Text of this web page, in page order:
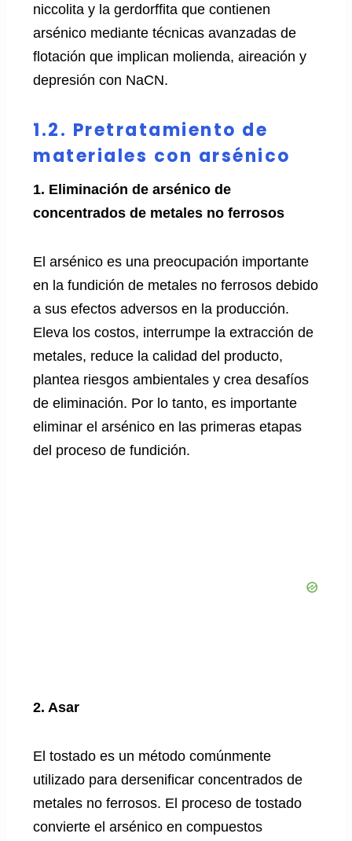
niccolita y la gerdorffita que contienen
arsénico mediante técnicas avanzadas de
flotación que implican molienda, aireación y
depresión con NaCN.
1.2. Pretratamiento de
materiales con arsénico
1. Eliminación de arsénico de
concentrados de metales no ferrosos
El arsénico es una preocupación importante
en la fundición de metales no ferrosos debido
a sus efectos adversos en la producción.
Eleva los costos, interrumpe la extracción de
metales, reduce la calidad del producto,
plantea riesgos ambientales y crea desafíos
de eliminación. Por lo tanto, es importante
eliminar el arsénico en las primeras etapas
del proceso de fundición.
2. Asar
El tostado es un método comúnmente
utilizado para dersenificar concentrados de
metales no ferrosos. El proceso de tostado
convierte el arsénico en compuestos